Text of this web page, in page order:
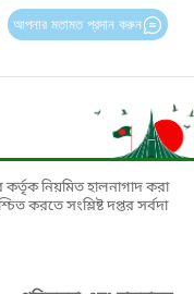
আপনার মতামত প্রদান করুন
কর্তৃক নিয়মিত হালনাগাদ করা
করতে সংশ্লিষ্ট দপ্তর সর্বদা